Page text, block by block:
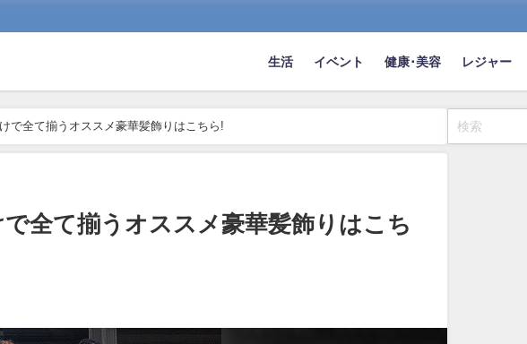
生活 イベント 健康･美容 レジャー
で全て揃うオススメ豪華髪飾りはこちら!
全て揃うオススメ豪華髪飾りはこち